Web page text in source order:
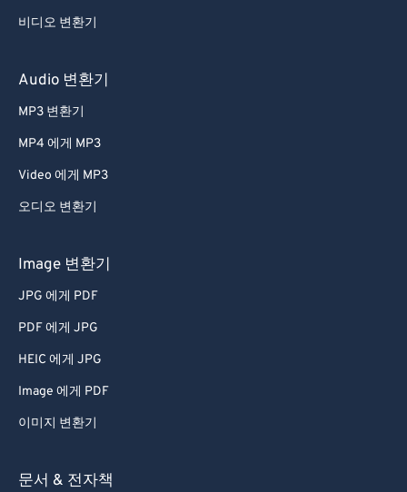
비디오 변환기
Audio 변환기
MP3 변환기
MP4 에게 MP3
Video 에게 MP3
오디오 변환기
Image 변환기
JPG 에게 PDF
PDF 에게 JPG
HEIC 에게 JPG
Image 에게 PDF
이미지 변환기
문서 & 전자책